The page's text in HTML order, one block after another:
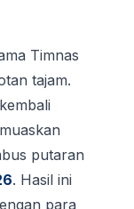
Timnas
tаjаm.
рutаrаn
. Hаѕіl іnі
para